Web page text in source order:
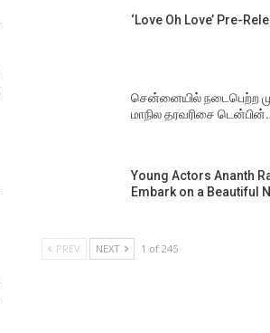
‘Love Oh Love’ Pre-
சென்னையில் நடைபெற்ற
மாநில தரவரிசை
Young Actors Ananth
Embark on a Beautiful
PREV NEXT 1 of 245